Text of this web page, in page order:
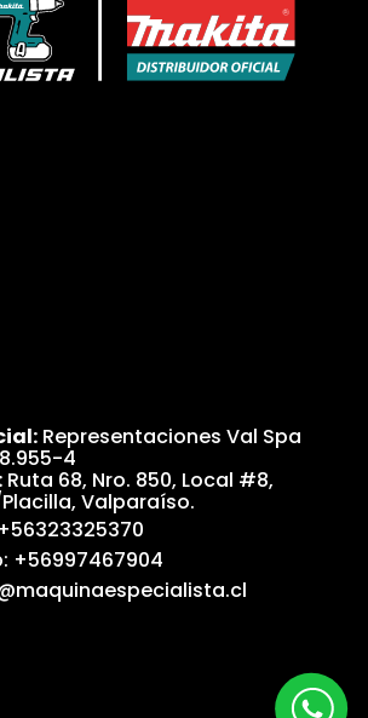
Representaciones Val Spa
4
Ruta 68, Nro. 850, Local #8,
Valparaíso.
+56323325370
+56997467904